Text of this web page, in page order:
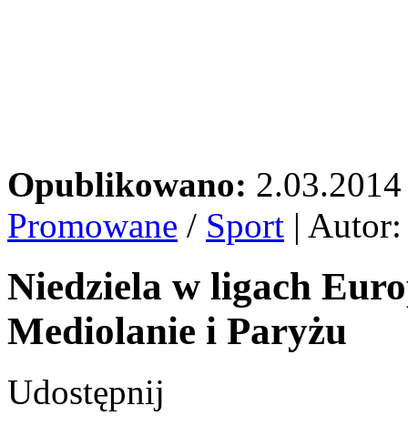
Opublikowano: 2.03.2014
Promowane / Sport |
Niedziela w ligach
Mediolanie i Paryżu
Udostępnij